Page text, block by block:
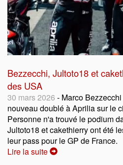
Bezzecchi, Jultoto18 et
des USA
30 mars 2026 - Marco
nouveau doublé à Aprilia sur le
Personne n'a trouvé le podium
Jultoto18 et cakethierry ont été
leur pass pour le GP de France.
Lire la suite